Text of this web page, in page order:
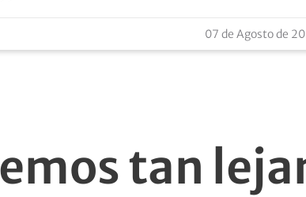
07 de Agosto de
tan